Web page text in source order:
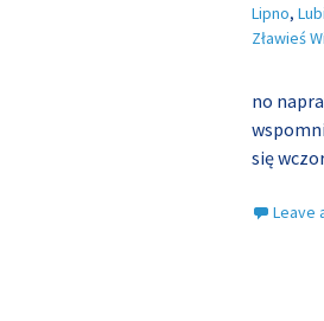
Lipno,
Zławieś
no
się
Leave